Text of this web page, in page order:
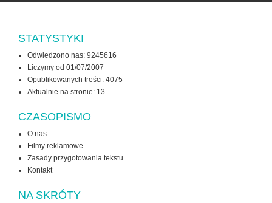
STATYSTYKI
Odwiedzono nas: 9245616
Liczymy od 01/07/2007
Opublikowanych treści: 4075
Aktualnie na stronie: 13
CZASOPISMO
O nas
Filmy reklamowe
Zasady przygotowania tekstu
Kontakt
NA SKRÓTY